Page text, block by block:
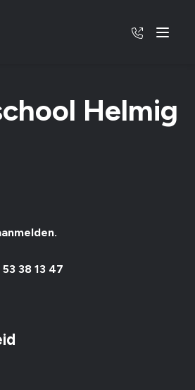
Menu
06 - 53
Helmig
38 13 47